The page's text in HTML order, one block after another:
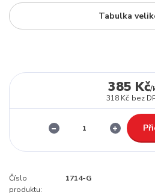
Tabulka
385 Kč/
318 Kč bez
Číslo
produktu:
1714-G